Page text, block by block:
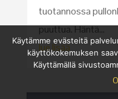
tuotannossa
puuttua. Häntä...
lue lisää
Käytämme evästeitä
käyttökokemuksen
Käyttämällä